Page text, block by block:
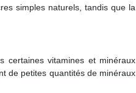
simples naturels, tandis que la
certaines vitamines et minéraux
de petites quantités de minéraux